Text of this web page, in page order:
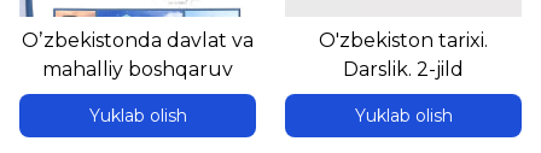
Oʼzbekistonda davlat va
mahalliy boshqaruv
tarixi. 1-kitob
Yuklab olish
O'zbekiston tarixi.
Darslik. 2-jild
Yuklab olish